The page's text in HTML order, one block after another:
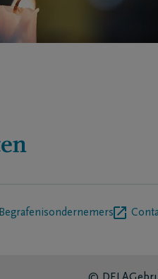
Begrafenisondernemers